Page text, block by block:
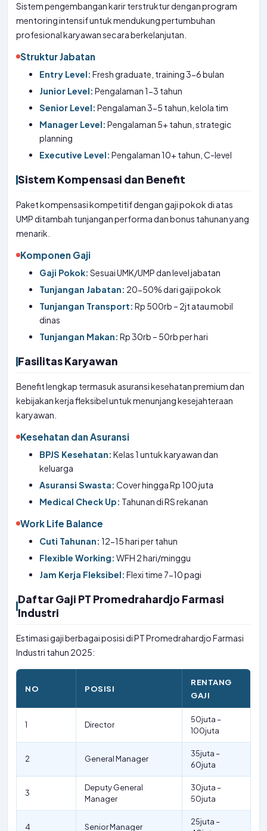
Sistem pengembangan karir terstruktur dengan program
mentoring intensif untuk mendukung pertumbuhan
profesional karyawan secara berkelanjutan.
Struktur Jabatan
Entry Level: Fresh graduate, training 3-6 bulan
Junior Level: Pengalaman 1-3 tahun
Senior Level: Pengalaman 3-5 tahun, kelola tim
Manager Level: Pengalaman 5+ tahun, strategic
planning
Executive Level: Pengalaman 10+ tahun, C-level
Sistem Kompensasi dan Benefit
Paket kompensasi kompetitif dengan gaji pokok di atas
UMP ditambah tunjangan performa dan bonus tahunan yang
menarik.
Komponen Gaji
Gaji Pokok: Sesuai UMK/UMP dan level jabatan
Tunjangan Jabatan: 20-50% dari gaji pokok
Tunjangan Transport: Rp 500rb – 2jt atau mobil
dinas
Tunjangan Makan: Rp 30rb – 50rb per hari
Fasilitas Karyawan
Benefit lengkap termasuk asuransi kesehatan premium dan
kebijakan kerja fleksibel untuk menunjang kesejahteraan
karyawan.
Kesehatan dan Asuransi
BPJS Kesehatan: Kelas 1 untuk karyawan dan
keluarga
Asuransi Swasta: Cover hingga Rp 100 juta
Medical Check Up: Tahunan di RS rekanan
Work Life Balance
Cuti Tahunan: 12-15 hari per tahun
Flexible Working: WFH 2 hari/minggu
Jam Kerja Fleksibel: Flexi time 7-10 pagi
Daftar Gaji PT Promedrahardjo Farmasi
Industri
Estimasi gaji berbagai posisi di PT Promedrahardjo Farmasi
Industri tahun 2025:
NO POSISI
RENTANG
GAJI
1 Director
50juta –
100juta
2 General Manager
35juta –
60juta
3
Deputy General
Manager
30juta –
50juta
4 Senior Manager
25juta –